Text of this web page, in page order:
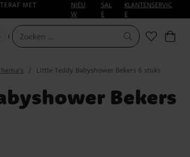
MET
NIEU
W
SAL
E
KLANTENSERVIC
E
CARNAVAL
Little Teddy Babyshower Bekers 6 stuks
Bekers